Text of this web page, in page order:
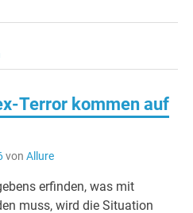
Terror kommen auf
von Allure
erfinden, was mit
muss, wird die Situation